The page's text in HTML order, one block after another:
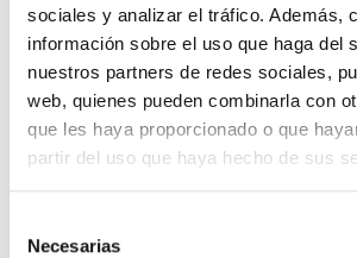
sociales y analizar el tráfico. Además,
información sobre el uso que haga del
nuestros partners de redes sociales,
web, quienes pueden combinarla con
que les haya proporcionado o que
partir del uso que haya hecho de sus
Necesarias
Soldadura Forta
Soldadura Tova
Indústria Antifricció
Indústria Electrònica
Jet Dispensing